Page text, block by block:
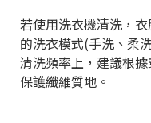
若使用洗衣機清洗，
的洗衣模式(手洗、柔
清洗頻率上，建議根
保護纖維質地。